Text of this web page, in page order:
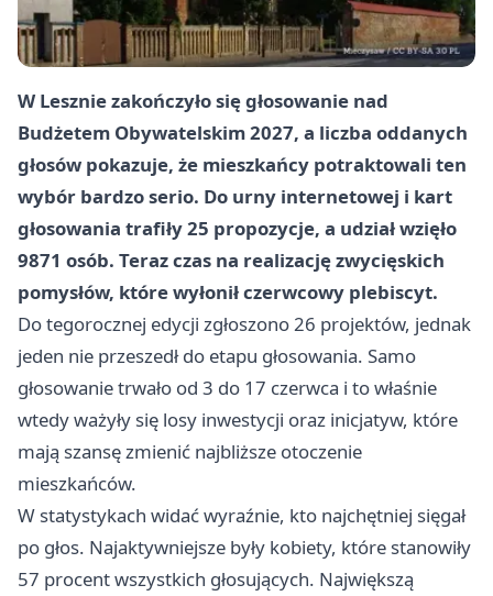
W Lesznie zakończyło się głosowanie nad
Budżetem Obywatelskim 2027, a liczba oddanych
głosów pokazuje, że mieszkańcy potraktowali ten
wybór bardzo serio. Do urny internetowej i kart
głosowania trafiły 25 propozycje, a udział wzięło
9871 osób. Teraz czas na realizację zwycięskich
pomysłów, które wyłonił czerwcowy plebiscyt.
Do tegorocznej edycji zgłoszono 26 projektów, jednak
jeden nie przeszedł do etapu głosowania. Samo
głosowanie trwało od 3 do 17 czerwca i to właśnie
wtedy ważyły się losy inwestycji oraz inicjatyw, które
mają szansę zmienić najbliższe otoczenie
mieszkańców.
W statystykach widać wyraźnie, kto najchętniej sięgał
po głos. Najaktywniejsze były kobiety, które stanowiły
57 procent wszystkich głosujących. Największą